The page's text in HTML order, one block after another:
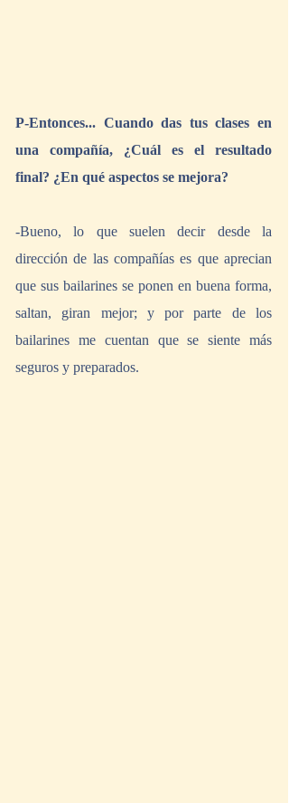
P-Entonces... Cuando das tus clases en
una compañía, ¿Cuál es el resultado
final? ¿En qué aspectos se mejora?
-Bueno, lo que suelen decir desde la
dirección de las compañías es que aprecian
que sus bailarines se ponen en buena forma,
saltan, giran mejor; y por parte de los
bailarines me cuentan que se siente más
seguros y preparados.